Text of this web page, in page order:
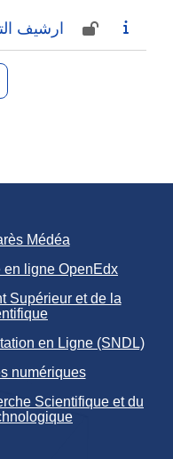
ارشيف
2
Next page
Médéa
en ligne OpenEdx
Supérieur et de la
en Ligne (SNDL)
numériques
Scientifique et du